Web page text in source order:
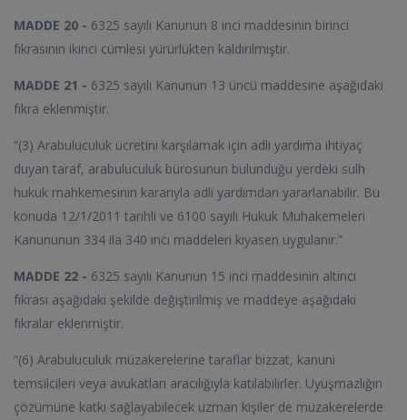
MADDE 20 - 6325 sayılı Kanunun 8 inci maddesinin birinci
fıkrasının ikinci cümlesi yürürlükten kaldırılmıştır.
MADDE 21 - 6325 sayılı Kanunun 13 üncü maddesine aşağıdaki
fıkra eklenmiştir.
“(3) Arabuluculuk ücretini karşılamak için adli yardıma ihtiyaç
duyan taraf, arabuluculuk bürosunun bulunduğu yerdeki sulh
hukuk mahkemesinin kararıyla adli yardımdan yararlanabilir. Bu
konuda 12/1/2011 tarihli ve 6100 sayılı Hukuk Muhakemeleri
Kanununun 334 ila 340 ıncı maddeleri kıyasen uygulanır.”
MADDE 22 - 6325 sayılı Kanunun 15 inci maddesinin altıncı
fıkrası aşağıdaki şekilde değiştirilmiş ve maddeye aşağıdaki
fıkralar eklenmiştir.
“(6) Arabuluculuk müzakerelerine taraflar bizzat, kanuni
temsilcileri veya avukatları aracılığıyla katılabilirler. Uyuşmazlığın
çözümüne katkı sağlayabilecek uzman kişiler de müzakerelerde